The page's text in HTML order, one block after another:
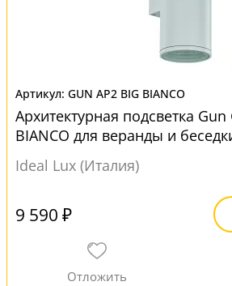
GUN AP2 BIG BIANCO
Архитектурная подсветка Gun
BIANCO для веранды и
Ideal Lux (Италия)
9 590 ₽